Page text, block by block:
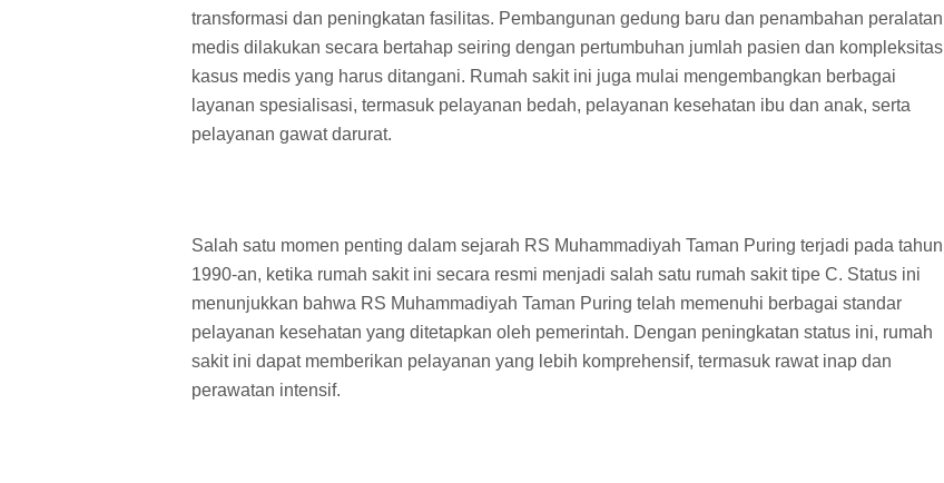
transformasi dan peningkatan fasilitas. Pembangunan gedung baru dan penambahan peralatan
medis dilakukan secara bertahap seiring dengan pertumbuhan jumlah pasien dan kompleksitas
kasus medis yang harus ditangani. Rumah sakit ini juga mulai mengembangkan berbagai
layanan spesialisasi, termasuk pelayanan bedah, pelayanan kesehatan ibu dan anak, serta
pelayanan gawat darurat.
Salah satu momen penting dalam sejarah RS Muhammadiyah Taman Puring terjadi pada tahun
1990-an, ketika rumah sakit ini secara resmi menjadi salah satu rumah sakit tipe C. Status ini
menunjukkan bahwa RS Muhammadiyah Taman Puring telah memenuhi berbagai standar
pelayanan kesehatan yang ditetapkan oleh pemerintah. Dengan peningkatan status ini, rumah
sakit ini dapat memberikan pelayanan yang lebih komprehensif, termasuk rawat inap dan
perawatan intensif.